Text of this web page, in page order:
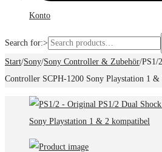
Konto
Search for:>
Start/Sony/Sony Controller & Zubehör/PS1/
Controller SCPH-1200 Sony Playstation 1 &